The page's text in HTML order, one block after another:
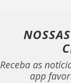
Receba as
app